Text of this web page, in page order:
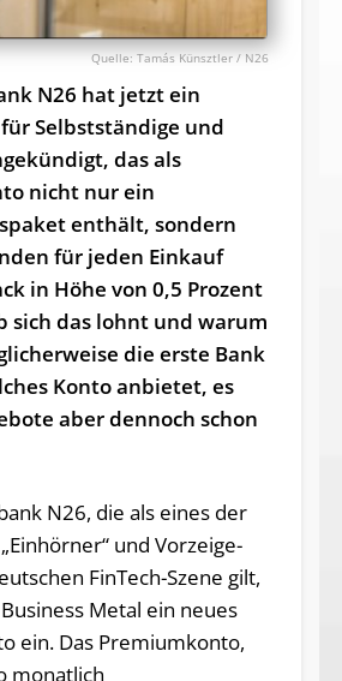
Tamás Künsztler / N26
N26 hat jetzt ein
Selbstständige und
das als
nicht nur ein
enthält, sondern
für jeden Einkauf
in Höhe von 0,5 Prozent
sich das lohnt und warum
die erste Bank
Konto anbietet, es
aber dennoch schon
N26, die als eines der
und Vorzeige-
FinTech-Szene gilt,
Metal ein neues
ein. Das Premiumkonto,
monatlich